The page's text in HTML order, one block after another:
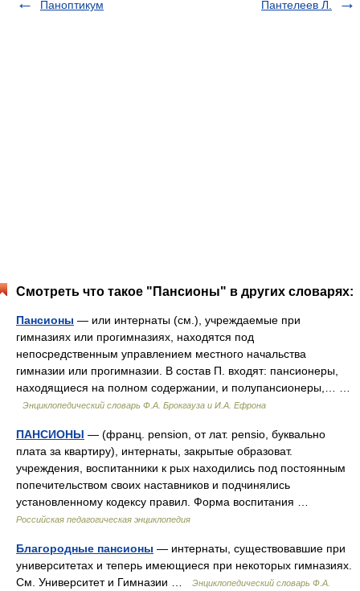
Паноптикум
Пантелеев Л.
Смотреть что такое "Пансионы" в других словарях:
Пансионы — или интернаты (см.), учреждаемые при
гимназиях или прогимназиях, находятся под
непосредственным управлением местного начальства
гимназии или прогимназии. В состав П. входят: пансионеры,
находящиеся на полном содержании, и полупансионеры,… …
Энциклопедический словарь Ф.А. Брокгауза и И.А. Ефрона
ПАНСИОНЫ — (франц. pension, от лат. pensio, буквально
плата за квартиру), интернаты, закрытые образоват.
учреждения, воспитанники к рых находились под постоянным
попечительством своих наставников и подчинялись
установленному кодексу правил. Форма воспитания …
Российская педагогическая энциклопедия
Благородные пансионы — интернаты, существовавшие при
университетах и теперь имеющиеся при некоторых гимназиях.
См. Университет и Гимназии …
Энциклопедический словарь Ф.А.